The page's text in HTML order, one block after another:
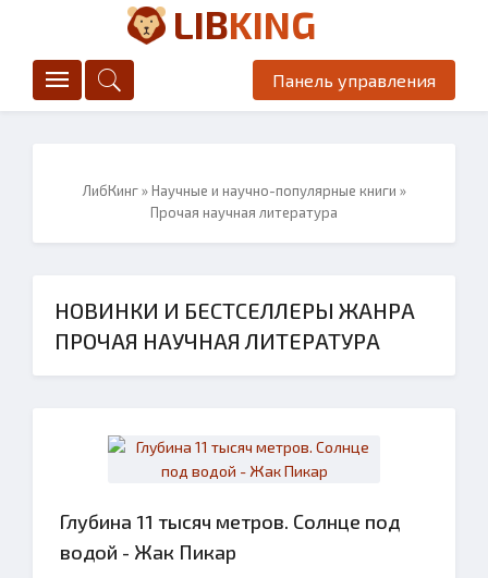
LIBKING
Панель управления
ЛибКинг»Научные и научно-популярные книги »
Прочая научная литература
НОВИНКИ И БЕСТСЕЛЛЕРЫ ЖАНРА
ПРОЧАЯ НАУЧНАЯ ЛИТЕРАТУРА
Глубина 11 тысяч метров. Солнце под
водой - Жак Пикар